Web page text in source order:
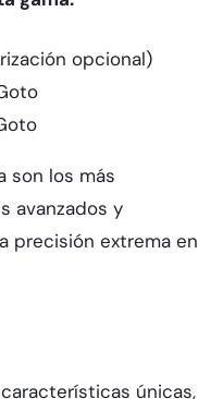
opcional)
son los más
avanzados y
precisión extrema en
únicas,